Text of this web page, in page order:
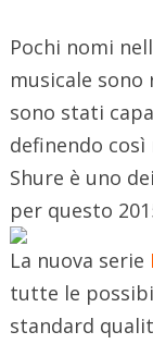
Pochi nomi
musicale
sono stati
definendo
Shure è uno
per questo
La nuova serie
tutte le
standard